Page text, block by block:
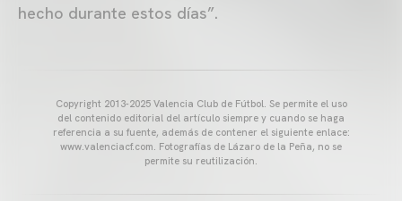
hecho durante estos días”.
Copyright 2013-2025 Valencia Club de Fútbol. Se permite el uso
del contenido editorial del artículo siempre y cuando se haga
referencia a su fuente, además de contener el siguiente enlace:
www.valenciacf.com. Fotografías de Lázaro de la Peña, no se
permite su reutilización.